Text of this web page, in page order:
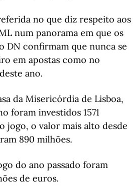
no que diz respeito aos
num panorama em que os
DN confirmam que nunca se
em apostas como no
ano.
da Misericórdia de Lisboa,
foram investidos 1571
jogo, o valor mais alto desde
890 milhões.
do ano passado foram
de euros.